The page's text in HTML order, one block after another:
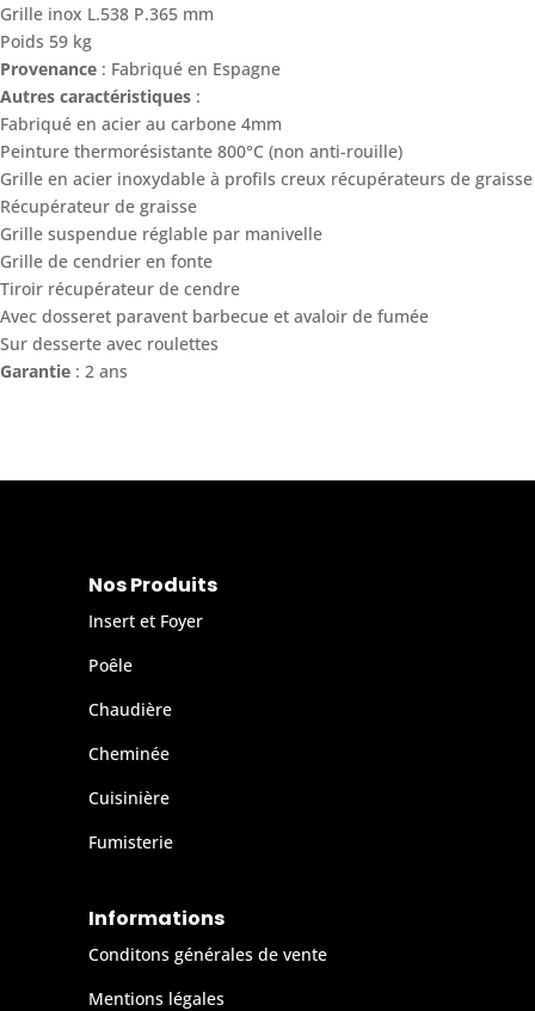
Grille inox L.538 P.365 mm
Poids 59 kg
Provenance : Fabriqué en Espagne
Autres caractéristiques :
Fabriqué en acier au carbone 4mm
Peinture thermorésistante 800°C (non anti-rouille)
Grille en acier inoxydable à profils creux récupérateurs de graisse
Récupérateur de graisse
Grille suspendue réglable par manivelle
Grille de cendrier en fonte
Tiroir récupérateur de cendre
Avec dosseret paravent barbecue et avaloir de fumée
Sur desserte avec roulettes
Garantie : 2 ans
Nos Produits
Insert et Foyer
Poêle
Chaudière
Cheminée
Cuisinière
Fumisterie
Informations
Conditons générales de vente
Mentions légales